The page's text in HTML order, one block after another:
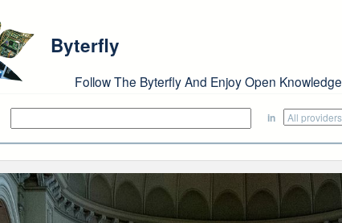
Byterfly
Follow The Byterfly And Enjoy Open Knowledge
in